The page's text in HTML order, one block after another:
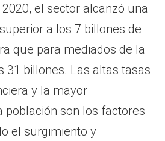
el sector alcanzó una
a los 7 billones de
que para mediados de la
31 billones. Las altas tasas
y la mayor
población son los factores
el surgimiento y